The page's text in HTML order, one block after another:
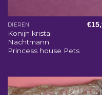
DIEREN
Konijn kristal
Nachtmann
Princess house Pets
€